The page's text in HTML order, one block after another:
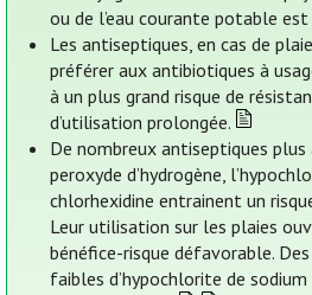
ou de l’eau courante potable
Les antiseptiques, en cas de
préférer aux antibiotiques à
à un plus grand risque de
d’utilisation prolongée.
De nombreux antiseptiques
peroxyde d’hydrogène,
chlorhexidine entrainent un
Leur utilisation sur les plaies
bénéfice-risque défavorable.
faibles d’hypochlorite de